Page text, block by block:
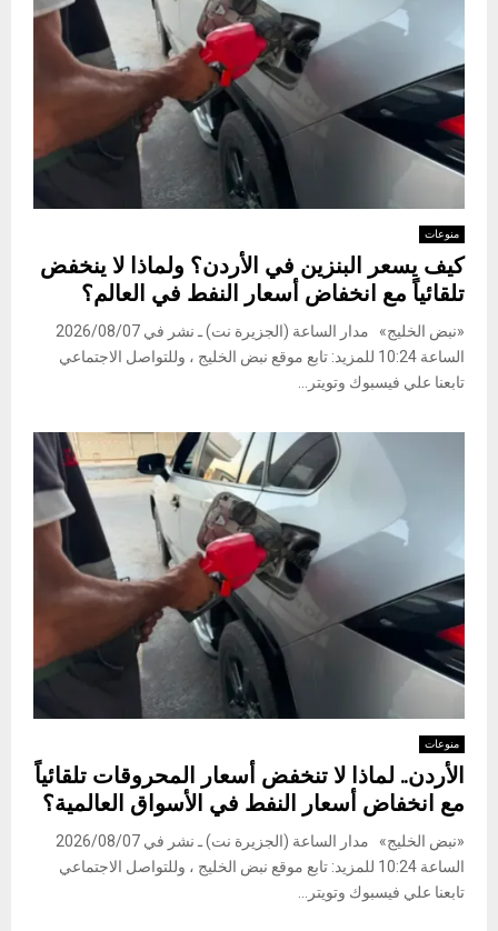
منوعات
كيف يسعر البنزين في الأردن؟ ولماذا لا ينخفض
تلقائياً مع انخفاض أسعار النفط في العالم؟
«نبض الخليج» مدار الساعة (الجزيرة نت) ـ نشر في 2026/08/07
الساعة 10:24 للمزيد: تابع موقع نبض الخليج ، وللتواصل الاجتماعي
تابعنا علي فيسبوك وتويتر...
منوعات
الأردن.. لماذا لا تنخفض أسعار المحروقات تلقائياً
مع انخفاض أسعار النفط في الأسواق العالمية؟
«نبض الخليج» مدار الساعة (الجزيرة نت) ـ نشر في 2026/08/07
الساعة 10:24 للمزيد: تابع موقع نبض الخليج ، وللتواصل الاجتماعي
تابعنا علي فيسبوك وتويتر...